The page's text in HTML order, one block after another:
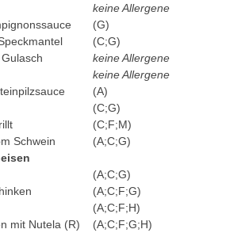
keine Allergene
(G)
(C;G)
keine Allergene
keine Allergene
(A)
(C;G)
(C;F;M)
Schwein
(A;C;G)
(A;C;G)
(A;C;F;G)
(A;C;F;H)
mit Nutela (R)
(A;C;F;G;H)